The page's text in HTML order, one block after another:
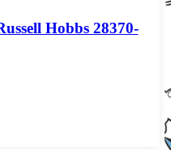
Hobbs 28370-